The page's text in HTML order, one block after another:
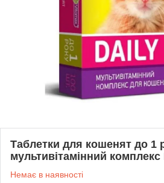
Таблетки для кошенят до 1
мультивітамінний
Немає в наявності